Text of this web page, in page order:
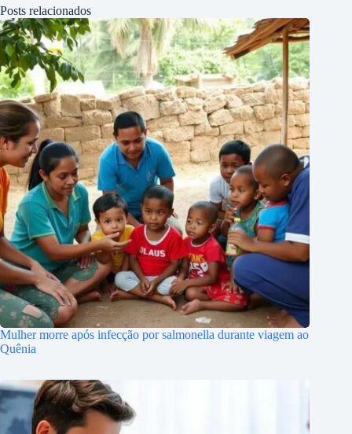
Posts relacionados
Mulher morre após infecção por salmonella durante viagem ao
Quênia